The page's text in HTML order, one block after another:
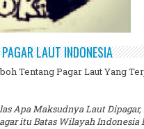
PAGAR LAUT INDONESIA
Tentang Pagar Laut Yang
Apa Maksudnya Laut
itu Batas Wilayah Indonesia